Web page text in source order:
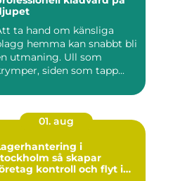
ta hand om känsliga
hemma kan snabbt bli
utmaning. Ull som
siden som tapp...
01. aug
i
så skapar
kontroll och flyt i